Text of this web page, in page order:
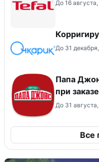
До 16
До 31
Папа
при
До 31
Все